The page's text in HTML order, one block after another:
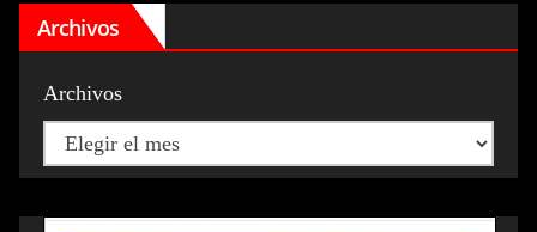
Archivos
Archivos